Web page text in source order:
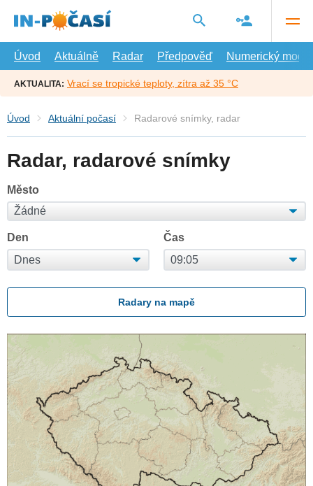
hlavní
Úvod
Aktuálně Radar Předpověď Numerický model
AKTUALITA: Vrací se tropické teploty, zítra až 35 °C
Úvod Aktuální počasí Radarové snímky, radar
Radar, radarové snímky
Město
Den Čas
Radary na mapě